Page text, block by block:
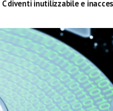
diventi inutilizzabile e